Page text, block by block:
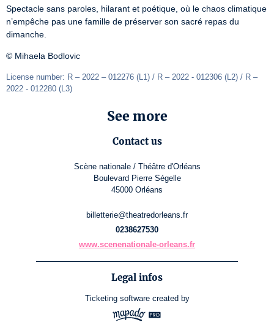
Spectacle sans paroles, hilarant et poétique, où le chaos climatique
n’empêche pas une famille de préserver son sacré repas du
dimanche.
© Mihaela Bodlovic
License number: R – 2022 – 012276 (L1) / R – 2022 - 012306 (L2) / R –
2022 - 012280 (L3)
See more
Contact us
Scène nationale / Théâtre d'Orléans
Boulevard Pierre Ségelle
45000 Orléans
billetterie@theatredorleans.fr
0238627530
www.scenenationale-orleans.fr
Legal infos
Ticketing software created by